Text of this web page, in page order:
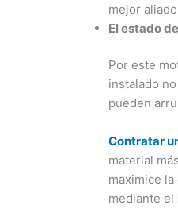
mejor
El estado
Por este
instalado
pueden
Contratar
material
maximice
mediante el